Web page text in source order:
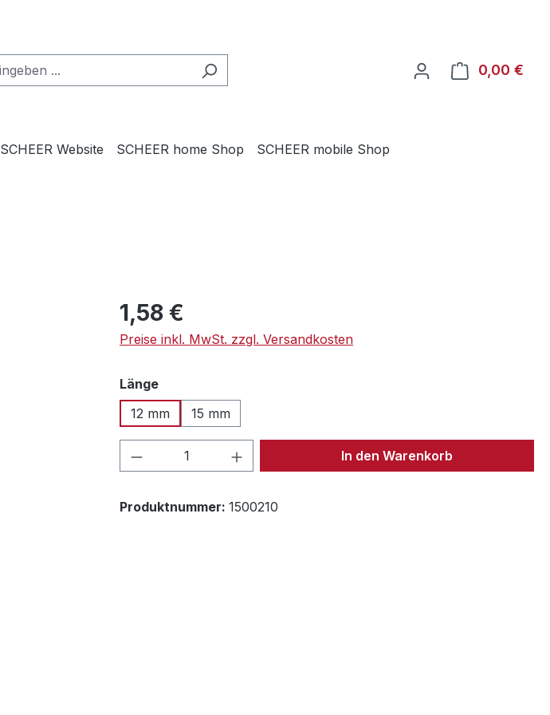
0,00 €
SCHEER Website SCHEER home Shop SCHEER mobile Shop
Regulärer Preis:
1,58 €
Preise inkl. MwSt. zzgl. Versandkosten
Längeauswählen
12 mm
15 mm
Produkt Anzahl: Gib den gewünschten Wert
In den Warenkorb
Produktnummer: 1500210